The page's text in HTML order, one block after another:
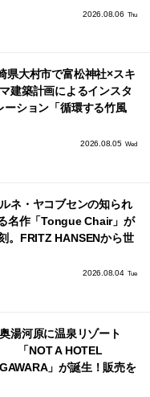
2026.08.06 Thu
県大村市で富松神社×スキ
建築計画によるインスタ
ーション「循環する竹風
2026.08.05 Wed
ネ・ヤコブセンの知られ
名作「Tongue Chair」が
。FRITZ HANSENから世
2026.08.04 Tue
奥湯河原に温泉リゾート
「NOT A HOTEL
」が誕生！販売を